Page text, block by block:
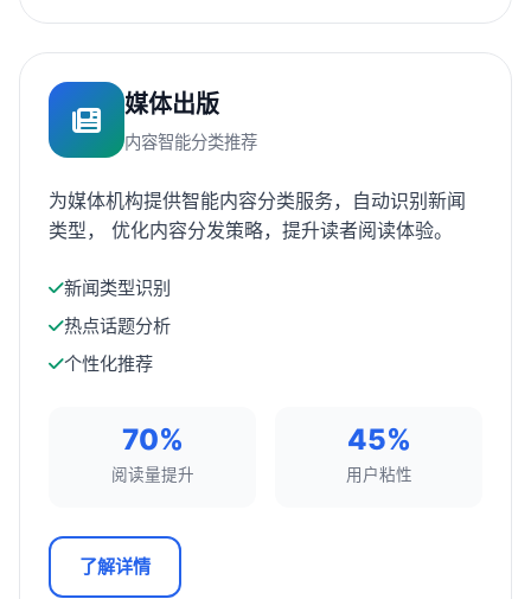
媒体出版
内容智能分类推荐
为媒体机构提供智能内容分类服务，自动识别新闻
类型， 优化内容分发策略，提升读者阅读体验。
新闻类型识别
热点话题分析
个性化推荐
70%
阅读量提升
45%
用户粘性
了解详情